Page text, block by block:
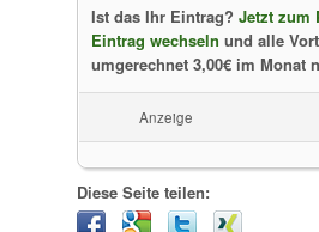
Ist das Ihr Eintrag? Jetzt zum
Eintrag wechseln und alle
umgerechnet 3,00€ im Monat
Anzeige
Diese Seite teilen: